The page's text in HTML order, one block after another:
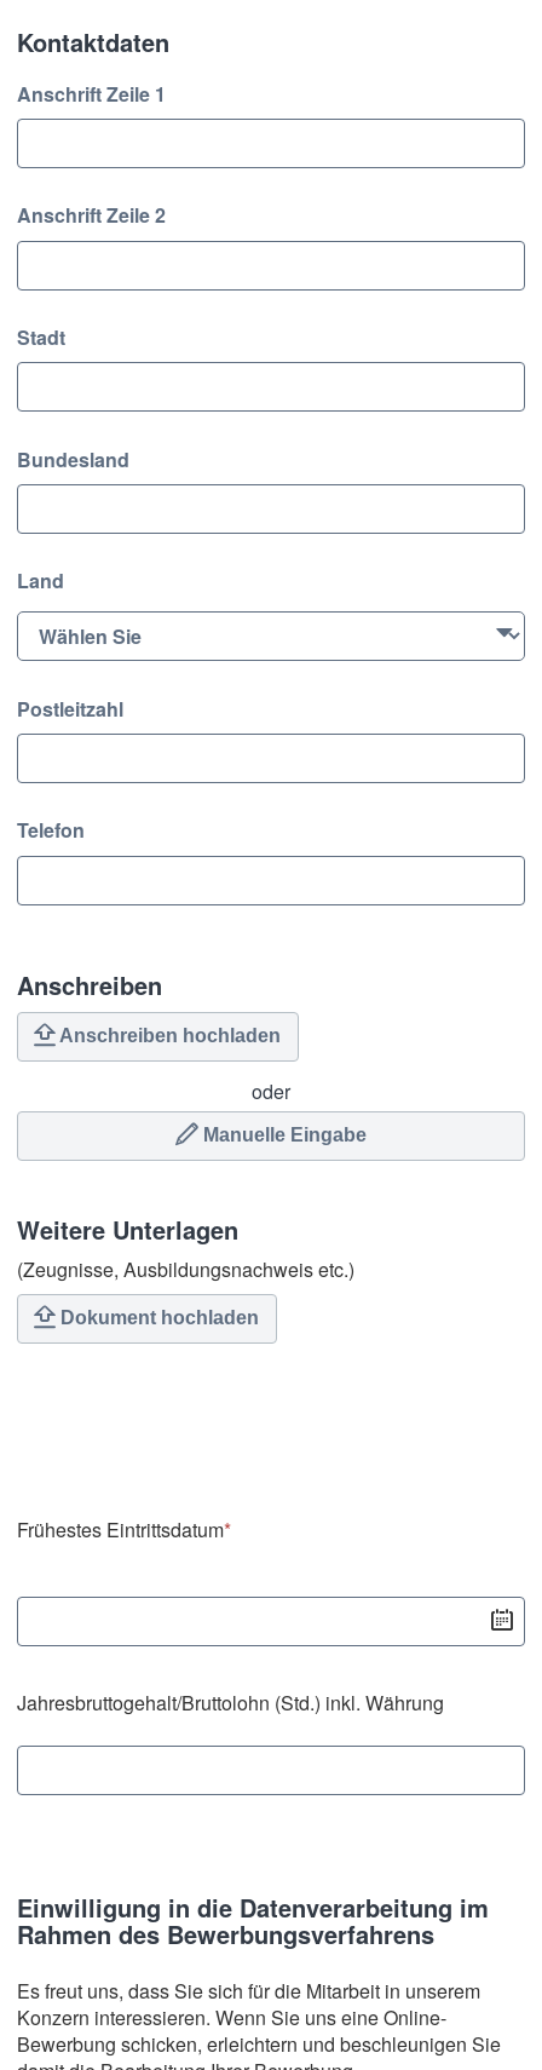
Kontaktdaten
Kontaktdaten
Anschrift Zeile 1
Anschrift Zeile 2
Stadt
Bundesland
Land
Postleitzahl
Telefon
Anschreiben
Anschreiben hochladen
oder
Manuelle Eingabe
Weitere Unterlagen
(Zeugnisse, Ausbildungsnachweis etc.)
Dokument hochladen
Frühestes Eintrittsdatum*
Jahresbruttogehalt/Bruttolohn (Std.) inkl. Währung
Einwilligung in die Datenverarbeitung im
Rahmen des Bewerbungsverfahrens
Es freut uns, dass Sie sich für die Mitarbeit in unserem
Konzern interessieren. Wenn Sie uns eine Online-
Bewerbung schicken, erleichtern und beschleunigen Sie